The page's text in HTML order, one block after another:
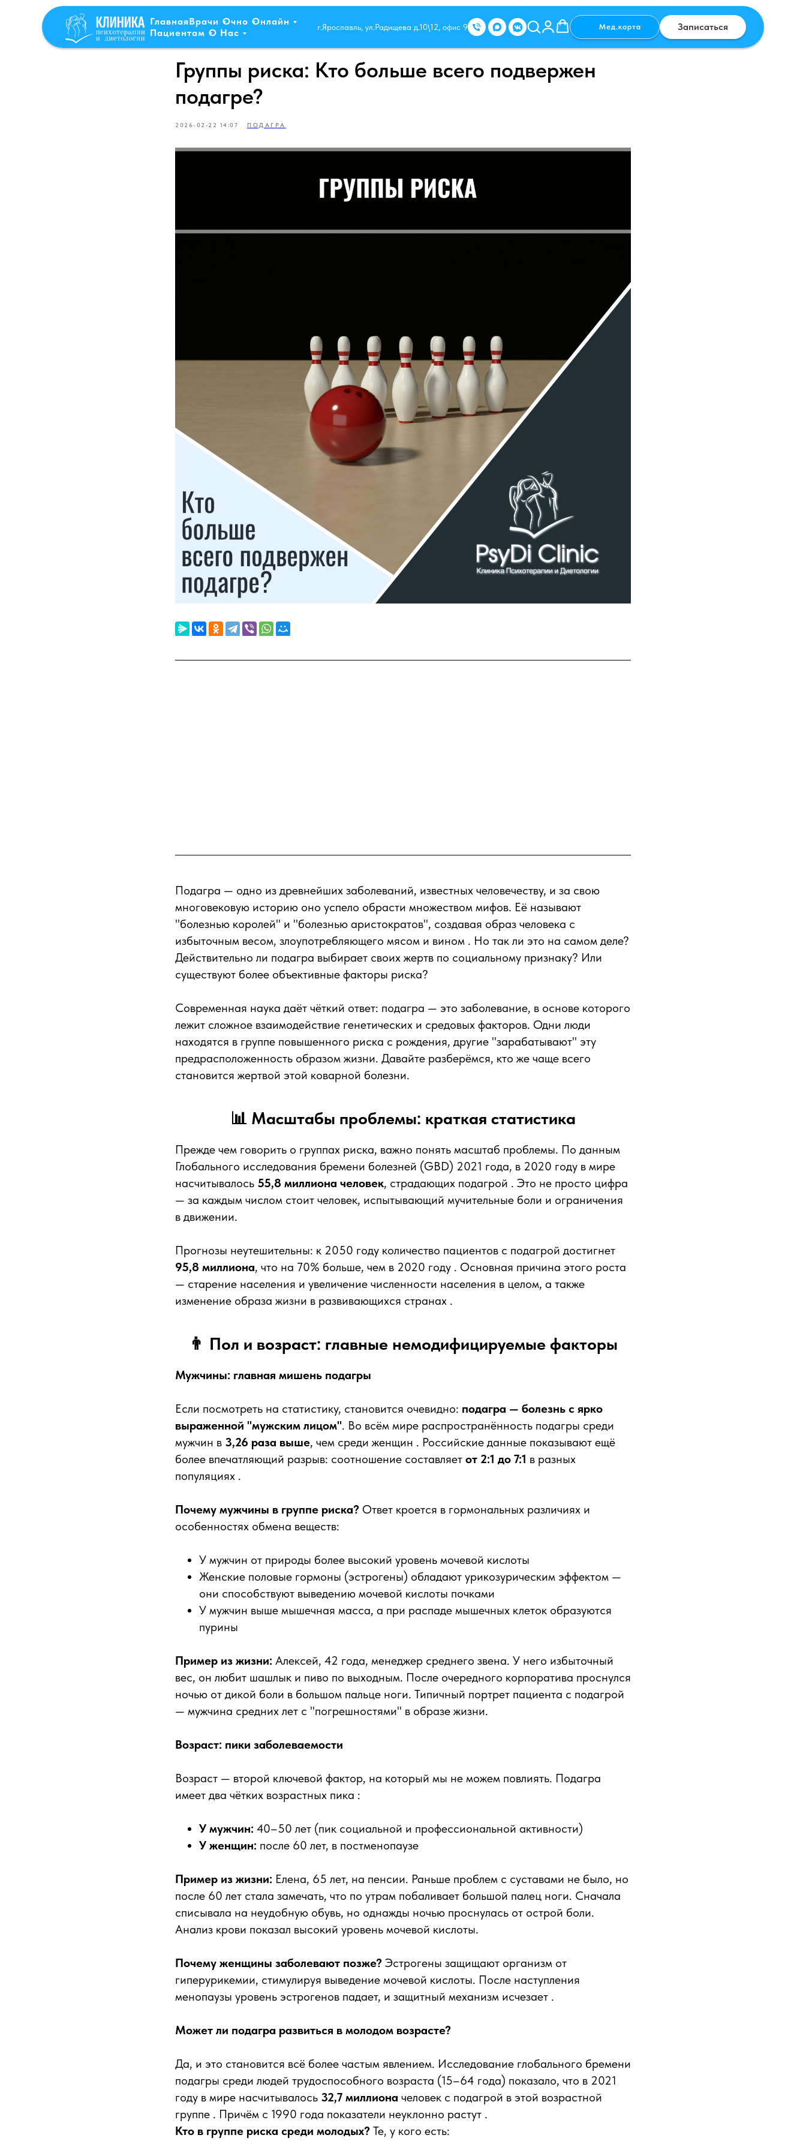
ГлавнаяВрачи Очно Онлайн
Пациентам О Нас г.Ярославль, ул.Радищева д.10\12, офис 9 Мед.карта Записаться
Группы риска: Кто больше всего подвержен
подагре?
2026-02-22 14:07 ПОДАГРА
Подагра — одно из древнейших заболеваний, известных человечеству, и за свою
многовековую историю оно успело обрасти множеством мифов. Её называют
"болезнью королей" и "болезнью аристократов", создавая образ человека с
избыточным весом, злоупотребляющего мясом и вином . Но так ли это на самом деле?
Действительно ли подагра выбирает своих жертв по социальному признаку? Или
существуют более объективные факторы риска?
Современная наука даёт чёткий ответ: подагра — это заболевание, в основе которого
лежит сложное взаимодействие генетических и средовых факторов. Одни люди
находятся в группе повышенного риска с рождения, другие "зарабатывают" эту
предрасположенность образом жизни. Давайте разберёмся, кто же чаще всего
становится жертвой этой коварной болезни.
📊 Масштабы проблемы: краткая статистика
Прежде чем говорить о группах риска, важно понять масштаб проблемы. По данным
Глобального исследования бремени болезней (GBD) 2021 года, в 2020 году в мире
насчитывалось 55,8 миллиона человек, страдающих подагрой . Это не просто цифра
— за каждым числом стоит человек, испытывающий мучительные боли и ограничения
в движении.
Прогнозы неутешительны: к 2050 году количество пациентов с подагрой достигнет
95,8 миллиона, что на 70% больше, чем в 2020 году . Основная причина этого роста
— старение населения и увеличение численности населения в целом, а также
изменение образа жизни в развивающихся странах .
👨 Пол и возраст: главные немодифицируемые факторы
Мужчины: главная мишень подагры
Если посмотреть на статистику, становится очевидно: подагра — болезнь с ярко
выраженной "мужским лицом". Во всём мире распространённость подагры среди
мужчин в 3,26 раза выше, чем среди женщин . Российские данные показывают ещё
более впечатляющий разрыв: соотношение составляет от 2:1 до 7:1 в разных
популяциях .
Почему мужчины в группе риска? Ответ кроется в гормональных различиях и
особенностях обмена веществ:
У мужчин от природы более высокий уровень мочевой кислоты
Женские половые гормоны (эстрогены) обладают урикозурическим эффектом —
они способствуют выведению мочевой кислоты почками
У мужчин выше мышечная масса, а при распаде мышечных клеток образуются
пурины
Пример из жизни: Алексей, 42 года, менеджер среднего звена. У него избыточный
вес, он любит шашлык и пиво по выходным. После очередного корпоратива проснулся
ночью от дикой боли в большом пальце ноги. Типичный портрет пациента с подагрой
— мужчина средних лет с "погрешностями" в образе жизни.
Возраст: пики заболеваемости
Возраст — второй ключевой фактор, на который мы не можем повлиять. Подагра
имеет два чётких возрастных пика :
У мужчин: 40–50 лет (пик социальной и профессиональной активности)
У женщин: после 60 лет, в постменопаузе
Пример из жизни: Елена, 65 лет, на пенсии. Раньше проблем с суставами не было, но
после 60 лет стала замечать, что по утрам побаливает большой палец ноги. Сначала
списывала на неудобную обувь, но однажды ночью проснулась от острой боли.
Анализ крови показал высокий уровень мочевой кислоты.
Почему женщины заболевают позже? Эстрогены защищают организм от
гиперурикемии, стимулируя выведение мочевой кислоты. После наступления
менопаузы уровень эстрогенов падает, и защитный механизм исчезает .
Может ли подагра развиться в молодом возрасте?
Да, и это становится всё более частым явлением. Исследование глобального бремени
подагры среди людей трудоспособного возраста (15–64 года) показало, что в 2021
году в мире насчитывалось 32,7 миллиона человек с подагрой в этой возрастной
группе . Причём с 1990 года показатели неуклонно растут .
Кто в группе риска среди молодых? Те, у кого есть: